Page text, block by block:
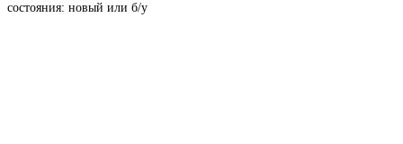
состояния: новый или б/у